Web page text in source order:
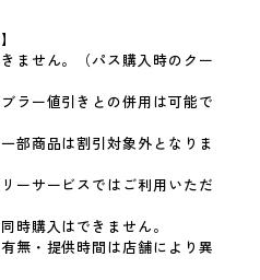
ません。（パス購入時のクー
ラー値引きとの併用は可能で
部商品は割引対象外となりま
ーサービスではご利用いただ
時購入はできません。
無・提供時間は店舗により異